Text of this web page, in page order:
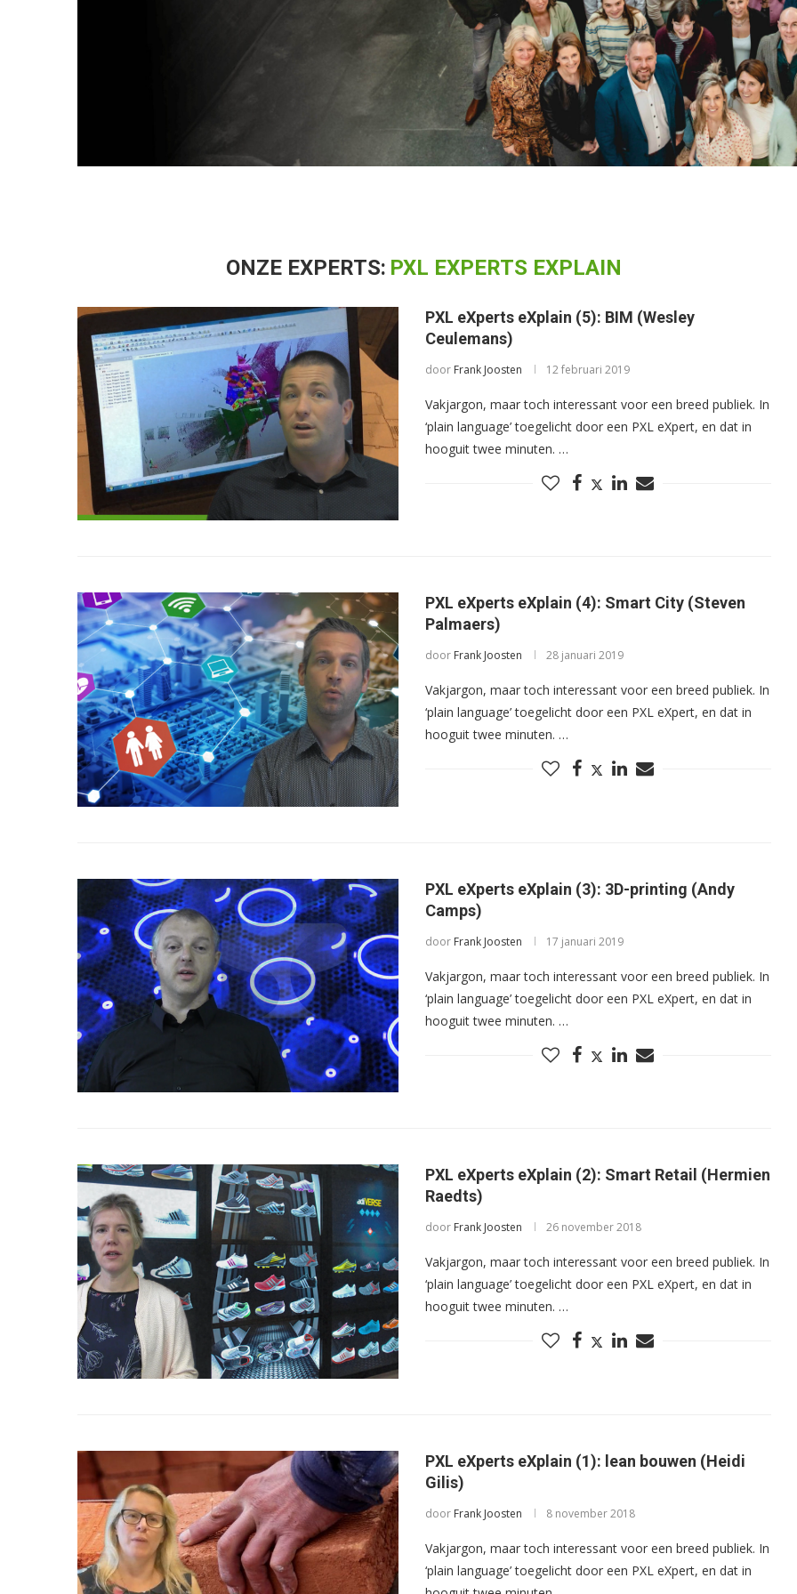
ONZE EXPERTS: PXL EXPERTS EXPLAIN
PXL eXperts eXplain (5): BIM (Wesley
Ceulemans)
door Frank Joosten 12 februari 2019
Vakjargon, maar toch interessant voor een breed publiek. In
‘plain language’ toegelicht door een PXL eXpert, en dat in
hooguit twee minuten. …
PXL eXperts eXplain (4): Smart City (Steven
Palmaers)
door Frank Joosten 28 januari 2019
Vakjargon, maar toch interessant voor een breed publiek. In
‘plain language’ toegelicht door een PXL eXpert, en dat in
hooguit twee minuten. …
PXL eXperts eXplain (3): 3D-printing (Andy
Camps)
door Frank Joosten 17 januari 2019
Vakjargon, maar toch interessant voor een breed publiek. In
‘plain language’ toegelicht door een PXL eXpert, en dat in
hooguit twee minuten. …
PXL eXperts eXplain (2): Smart Retail (Hermien
Raedts)
door Frank Joosten 26 november 2018
Vakjargon, maar toch interessant voor een breed publiek. In
‘plain language’ toegelicht door een PXL eXpert, en dat in
hooguit twee minuten. …
PXL eXperts eXplain (1): lean bouwen (Heidi
Gilis)
door Frank Joosten 8 november 2018
Vakjargon, maar toch interessant voor een breed publiek. In
‘plain language’ toegelicht door een PXL eXpert, en dat in